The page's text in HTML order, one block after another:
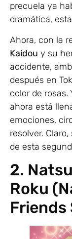
precuela ya
dramática,
Ahora, con la
Kaidou y su
accidente,
después en
color de rosas.
ahora está
emociones,
resolver.
de esta
2.
Roku
Friends